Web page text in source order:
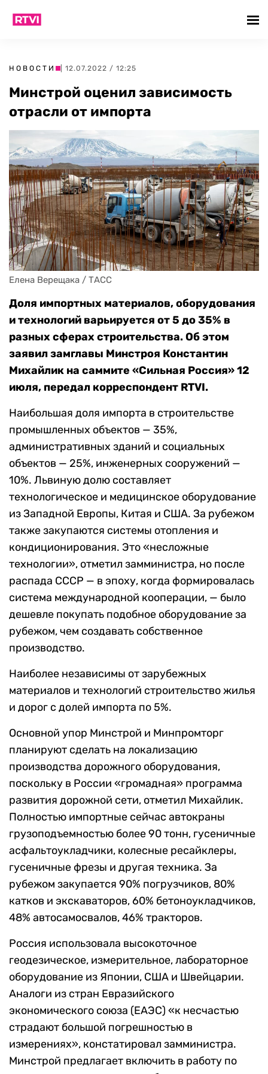
НОВОСТИ | 12.07.2022 / 12:25
Минстрой оценил зависимость
отрасли от импорта
Елена Верещака / ТАСС
Доля импортных материалов, оборудования
и технологий варьируется от 5 до 35% в
разных сферах строительства. Об этом
заявил замглавы Минстроя Константин
Михайлик на саммите «Сильная Россия» 12
июля, передал корреспондент RTVI.
Наибольшая доля импорта в строительстве
промышленных объектов — 35%,
административных зданий и социальных
объектов — 25%, инженерных сооружений —
10%. Львиную долю составляет
технологическое и медицинское оборудование
из Западной Европы, Китая и США. За рубежом
также закупаются системы отопления и
кондиционирования. Это «несложные
технологии», отметил замминистра, но после
распада СССР — в эпоху, когда формировалась
система международной кооперации, — было
дешевле покупать подобное оборудование за
рубежом, чем создавать собственное
производство.
Наиболее независимы от зарубежных
материалов и технологий строительство жилья
и дорог с долей импорта по 5%.
Основной упор Минстрой и Минпромторг
планируют сделать на локализацию
производства дорожного оборудования,
поскольку в России «громадная» программа
развития дорожной сети, отметил Михайлик.
Полностью импортные сейчас автокраны
грузоподъемностью более 90 тонн, гусеничные
асфальтоукладчики, колесные ресайклеры,
гусеничные фрезы и другая техника. За
рубежом закупается 90% погрузчиков, 80%
катков и экскаваторов, 60% бетоноукладчиков,
48% автосамосвалов, 46% тракторов.
Россия использовала высокоточное
геодезическое, измерительное, лабораторное
оборудование из Японии, США и Швейцарии.
Аналоги из стран Евразийского
экономического союза (ЕАЭС) «к несчастью
страдают большой погрешностью в
измерениях», констатировал замминистра.
Минстрой предлагает включить в работу по